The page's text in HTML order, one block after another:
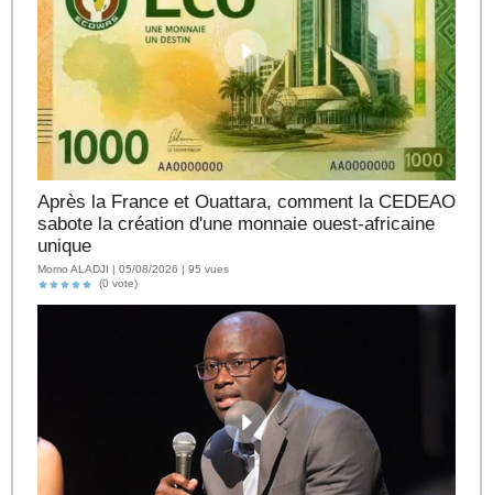
Après la France et Ouattara, comment la CEDEAO
sabote la création d'une monnaie ouest-africaine
unique
Momo ALADJI | 05/08/2026 | 95 vues
(0 vote)